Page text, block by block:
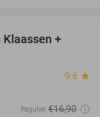
+
9.6 star
Regulier €16,90